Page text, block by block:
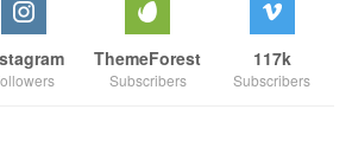
ThemeForest
Subscribers
117k
Subscribers